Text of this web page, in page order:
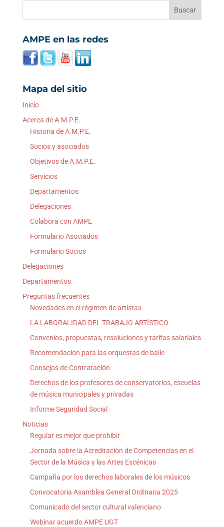
AMPE en las redes
Mapa del sitio
Inicio
Acerca de A.M.P.E.
Historia de A.M.P.E.
Socios y asociados
Objetivos de A.M.P.E.
Servicios
Departamentos
Delegaciones
Colabora con AMPE
Formulario Asociados
Formulario Socios
Delegaciones
Departamentos
Preguntas frecuentes
Novedades en el régimen de artistas
LA LABORALIDAD DEL TRABAJO ARTÍSTICO
Convenios, propuestas, resoluciones y tarifas salariales
Recomendación para las orquestas de baile
Consejos de Contratación
Derechos de los profesores de conservatorios, escuelas
de música municipales y privadas
Informe Seguridad Social
Noticias
Regular es mejor que prohibir
Jornada sobre la Acreditación de Competencias en el
Sector de la Música y las Artes Escénicas
Campaña por los derechos laborales de los músicos
Convocatoria Asamblea General Ordinaria 2025
Comunicado del sector cultural valenciano
Webinar acuerdo AMPE UGT